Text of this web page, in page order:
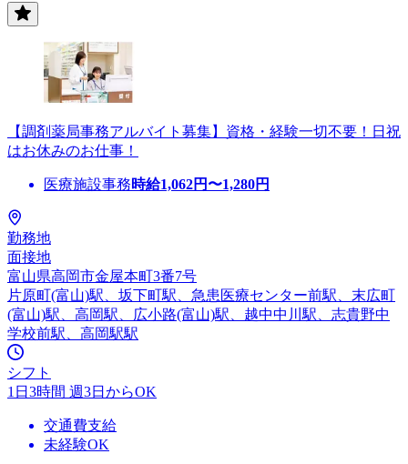
【調剤薬局事務アルバイト募集】資格・経験一切不要！日祝
はお休みのお仕事！
医療施設事務時給1,062円〜1,280円
勤務地
面接地
富山県高岡市金屋本町3番7号
片原町(富山)駅、坂下町駅、急患医療センター前駅、末広町
(富山)駅、高岡駅、広小路(富山)駅、越中中川駅、志貴野中
学校前駅、高岡駅駅
シフト
1日3時間 週3日からOK
交通費支給
未経験OK